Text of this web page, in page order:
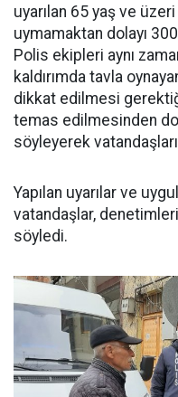
uyarılan 65 yaş ve
uymamaktan dolayı
Polis ekipleri aynı
kaldırımda tavla
dikkat edilmesi
temas edilmesinden
söyleyerek vatandaşları
Yapılan uyarılar ve
vatandaşlar,
söyledi.